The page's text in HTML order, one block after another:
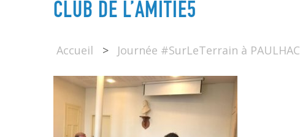
CLUB DE L’AMITIÉ5
Accueil > Journée #SurLeTerrain à PAULHAC